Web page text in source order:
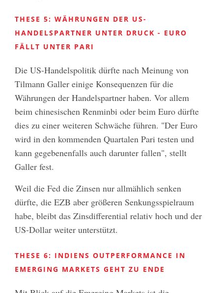
THESE 5: WÄHRUNGEN DER US-
HANDELSPARTNER UNTER DRUCK - EURO
FÄLLT UNTER PARI
Die US-Handelspolitik dürfte nach Meinung von
Tilmann Galler einige Konsequenzen für die
Währungen der Handelspartner haben. Vor allem
beim chinesischen Renminbi oder beim Euro dürfte
dies zu einer weiteren Schwäche führen. "Der Euro
wird in den kommenden Quartalen Pari testen und
kann gegebenenfalls auch darunter fallen", stellt
Galler fest.
Weil die Fed die Zinsen nur allmählich senken
dürfte, die EZB aber größeren Senkungsspielraum
habe, bleibt das Zinsdifferential relativ hoch und der
US-Dollar weiter unterstützt.
THESE 6: INDIENS OUTPERFORMANCE IN
EMERGING MARKETS GEHT ZU ENDE